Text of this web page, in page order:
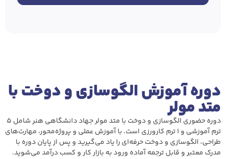
دوره آموزش الگوسازی و دوخت با
متد مولر
دوره حضوری الگوسازی و دوخت با متد مولر جهاد دانشگاهی هنر شامل ۵
ترم آموزشی و ۱ ترم کارورزی است. با آموزش عملی و پروژه‌محور، مهارت‌های
طراحی، الگوسازی و دوخت حرفه‌ای را یاد می‌گیرید و پس از پایان دوره با
مدرک معتبر و قابل ترجمه آماده ورود به بازار کار و کسب درآمد می‌شوید.